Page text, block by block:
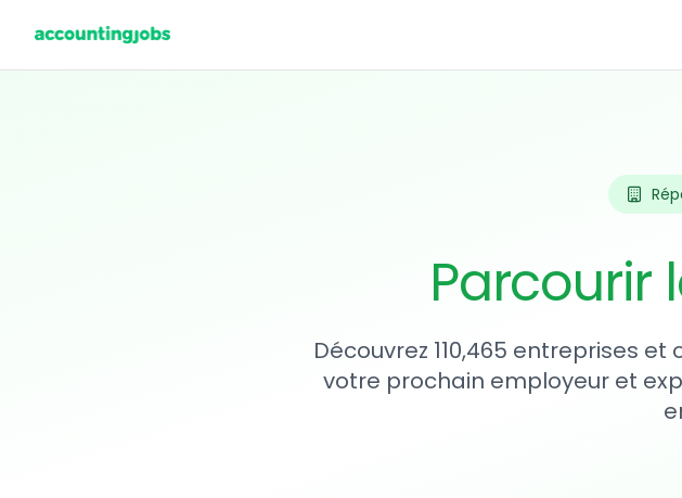
Parcourir
Découvrez 110,465 entreprises
votre prochain employeur et